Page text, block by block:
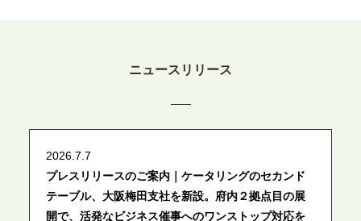
ニュースリリース
2026.7.7
プレスリリースのご案内｜ケータリングのセカンド
テーブル、大阪梅田支社を新設。府内２拠点目の展
開で、活発なビジネス催事へのワンストップ対応を